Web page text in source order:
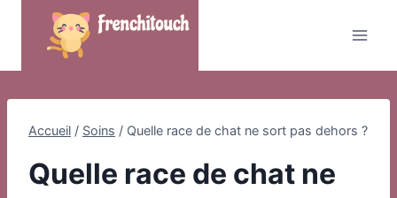
Accueil / Soins / Quelle race de chat ne sort pas dehors ?
Quelle race de chat ne